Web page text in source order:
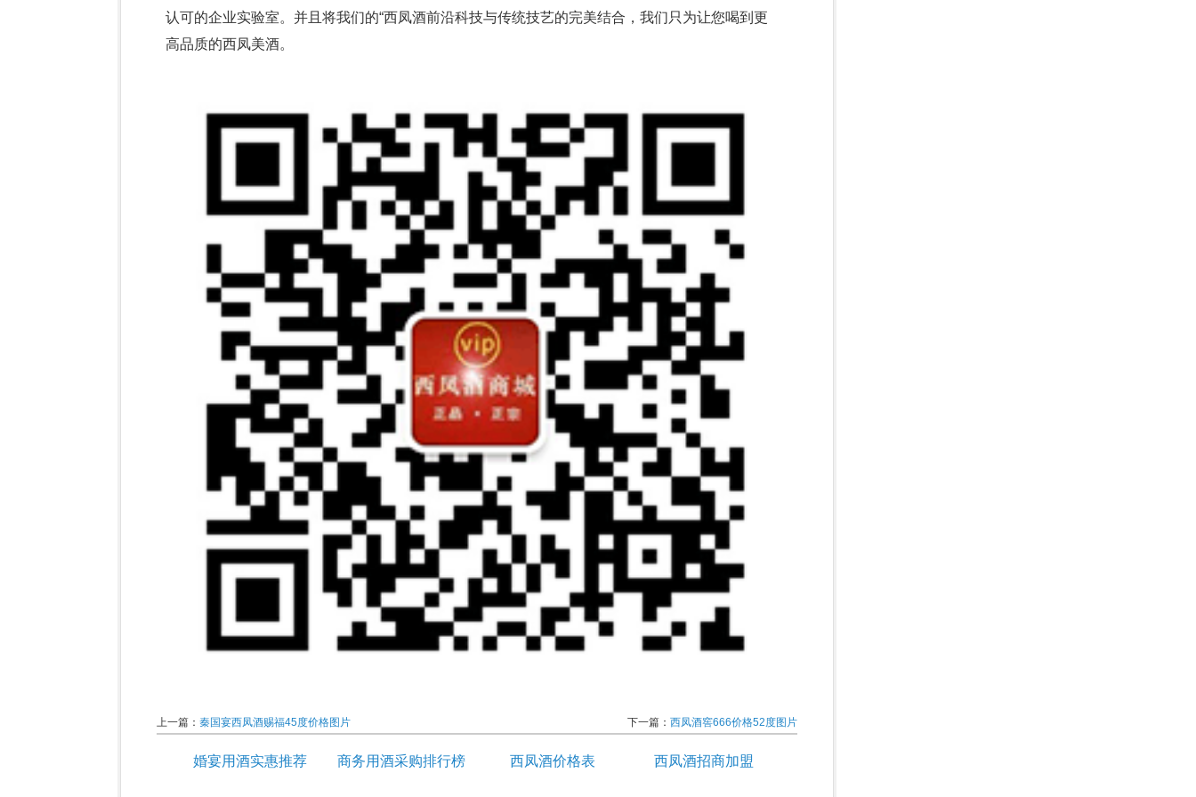
认可的企业实验室。并且将我们的“西凤酒前沿科技与传统技艺的完美结合，我们只为让您喝到更
高品质的西凤美酒。
上一篇： 秦国宴西凤酒赐福45度价格图片 下一篇： 西凤酒窖666价格52度图片
婚宴用酒实惠推荐 商务用酒采购排行榜 西凤酒价格表 西凤酒招商加盟